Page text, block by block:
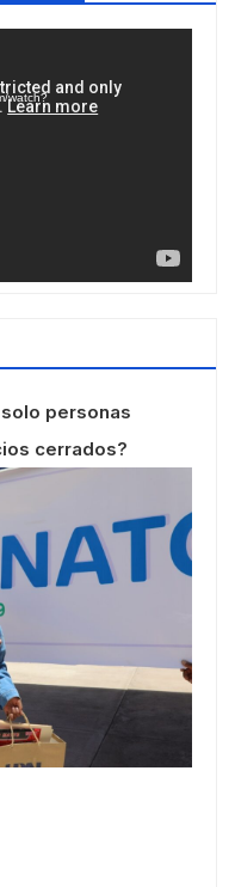
watch?
personas
cerrados?